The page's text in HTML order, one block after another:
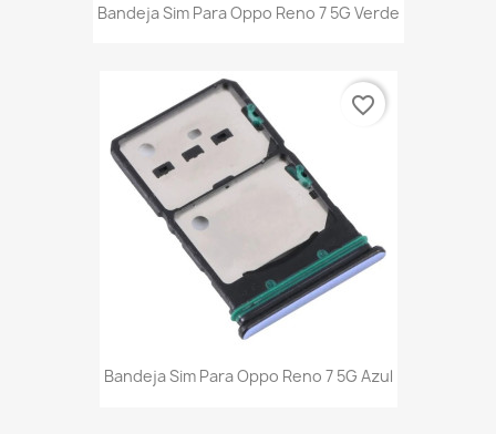
Bandeja Sim Para Oppo Reno 7 5G Verde
Bandeja Sim Para Oppo Reno 7 5G Azul
favorite_border